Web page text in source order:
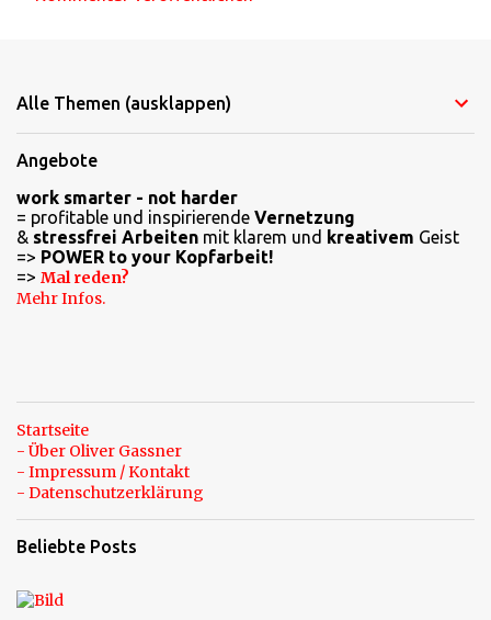
m
n
t
a
r
e
Alle Themen (ausklappen)
Angebote
work smarter - not harder
= profitable und inspirierende Vernetzung
& stressfrei Arbeiten mit klarem und kreativem Geist
=> POWER to your Kopfarbeit!
=> Mal reden?
Mehr Infos.
Startseite
- Über Oliver Gassner
- Impressum / Kontakt
- Datenschutzerklärung
Beliebte Posts